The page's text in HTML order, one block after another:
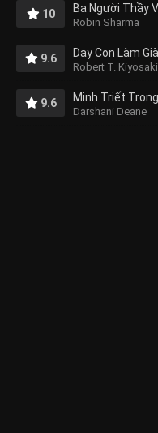
10 Ba Người Thầy
Robin Sharma
9.6 Dạy Con Làm
Robert T. Kiyosaki
9.6 Minh Triết
Darshani Deane